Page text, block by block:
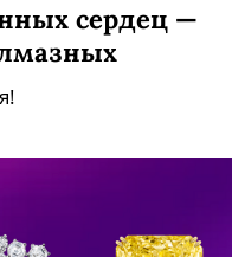
сердец —